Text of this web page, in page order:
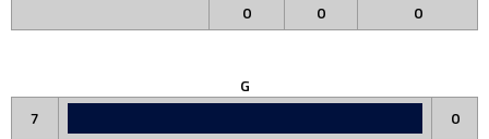
0
0 0
G
7
0